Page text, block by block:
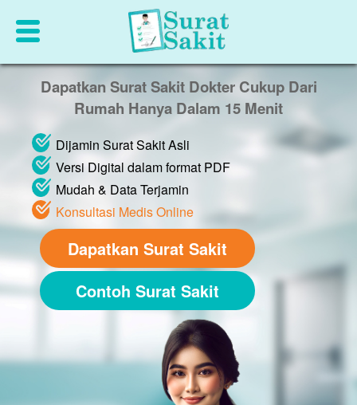
Dapatkan Surat Sakit Dokter Cukup Dari
Rumah Hanya Dalam 15 Menit
Dijamin Surat Sakit Asli
Versi Digital dalam format PDF
Mudah & Data Terjamin
Konsultasi Medis Online
Dapatkan Surat Sakit
Contoh Surat Sakit